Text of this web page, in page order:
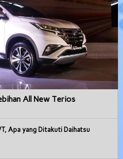
All New Terios
Apa yang Ditakuti Daihatsu